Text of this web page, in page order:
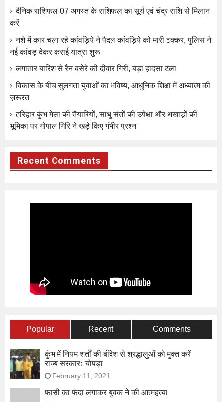
दैनिक राशिफल 07 अगस्त के राशिफल का सूर्य एवं चंद्र राशि से मिलान
करें
नशे में कार चला रहे कांवड़िये ने पैदल कांवड़िये को मारी टक्कर, पुलिस ने
नई कांवड़ देकर कराई यात्रा शुरू
लगातार बारिश से रैन बसेरे की दीवार गिरी, बड़ा हादसा टला
विकास के बीच सुलगता युवाओं का भविष्य, आधुनिक शिक्षा में अध्यात्म की
ज़रूरत
हरिद्वार कुंभ मेला की तैयारियों, साधु-संतों की उपेक्षा और अखाड़ों की
भूमिका पर गोपाल गिरि ने खड़े किए गंभीर प्रश्न
Recent Comments
Popular Recent Comments
कुंभ में नियम शर्तों की बंदिश से श्रद्धालुओं को मुक्त करें
राज्य सरकारः चोपड़ा
February 11, 2021
फासी का फंदा लगाकर युवक ने की आत्महत्या